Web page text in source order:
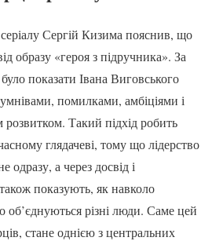
Сергій Кизима пояснив, що
образу «героя з підручника». За
показати Івана Виговського
помилками, амбіціями і
Такий підхід робить
глядачеві, тому що лідерство
одразу, а через досвід і
показують, як навколо
об’єднуються різні люди. Саме цей
стане однією з центральних